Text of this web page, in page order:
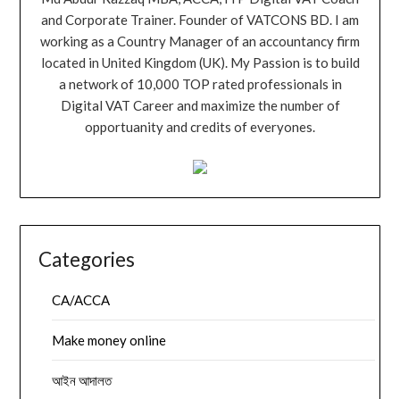
and Corporate Trainer. Founder of VATCONS BD. I am
working as a Country Manager of an accountancy firm
located in United Kingdom (UK). My Passion is to build
a network of 10,000 TOP rated professionals in
Digital VAT Career and maximize the number of
opportuanity and credits of everyones.
Categories
CA/ACCA
Make money online
আইন আদালত